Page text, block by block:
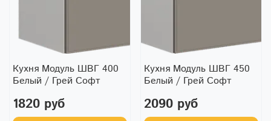
Кухня Модуль ШВГ 400
Белый / Грей Софт
1820 руб
Кухня Модуль ШВГ 450
Белый / Грей Софт
2090 руб